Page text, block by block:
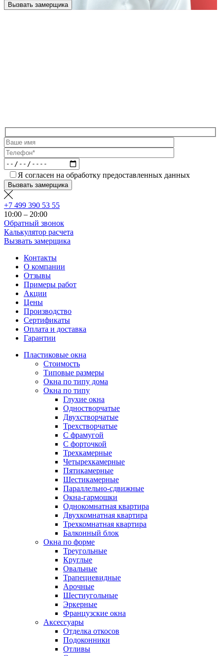
Я согласен на обработку предоставленных данных
+7 499 390 53 55
10:00 – 20:00
Обратный звонок
Калькулятор расчета
Вызвать замерщика
Контакты
О компании
Отзывы
Примеры работ
Акции
Цены
Производство
Сертификаты
Оплата и доставка
Гарантии
Пластиковые окна
Стоимость
Типовые размеры
Окна по типу дома
Окна по типу
Глухие окна
Одностворчатые
Двухстворчатые
Трехстворчатые
С фрамугой
С форточкой
Трехкамерные
Четырехкамерные
Пятикамерные
Шестикамерные
Параллельно-сдвижные
Окна-гармошки
Однокомнатная квартира
Двухкомнатная квартира
Трехкомнатная квартира
Балконный блок
Окна по форме
Треугольные
Круглые
Овальные
Трапециевидные
Арочные
Шестиугольные
Эркерные
Французские окна
Аксессуары
Отделка откосов
Подоконники
Отливы